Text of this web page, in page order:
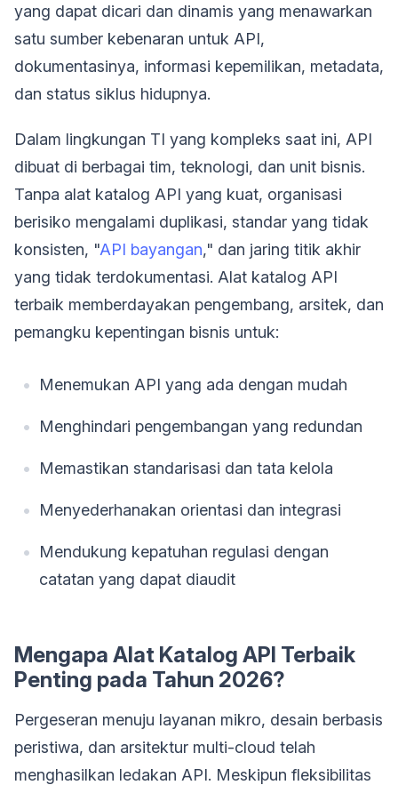
yang dapat dicari dan dinamis yang menawarkan
satu sumber kebenaran untuk API,
dokumentasinya, informasi kepemilikan, metadata,
dan status siklus hidupnya.
Dalam lingkungan TI yang kompleks saat ini, API
dibuat di berbagai tim, teknologi, dan unit bisnis.
Tanpa alat katalog API yang kuat, organisasi
berisiko mengalami duplikasi, standar yang tidak
konsisten, "API bayangan," dan jaring titik akhir
yang tidak terdokumentasi. Alat katalog API
terbaik memberdayakan pengembang, arsitek, dan
pemangku kepentingan bisnis untuk:
Menemukan API yang ada dengan mudah
Menghindari pengembangan yang redundan
Memastikan standarisasi dan tata kelola
Menyederhanakan orientasi dan integrasi
Mendukung kepatuhan regulasi dengan
catatan yang dapat diaudit
Mengapa Alat Katalog API Terbaik
Penting pada Tahun 2026?
Pergeseran menuju layanan mikro, desain berbasis
peristiwa, dan arsitektur multi-cloud telah
menghasilkan ledakan API. Meskipun fleksibilitas